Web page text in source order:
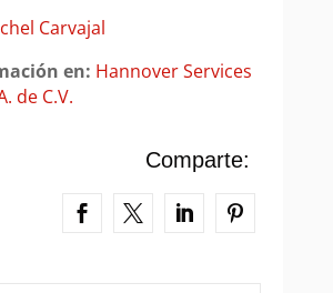
Carvajal
en: Hannover Services
de C.V.
Comparte: